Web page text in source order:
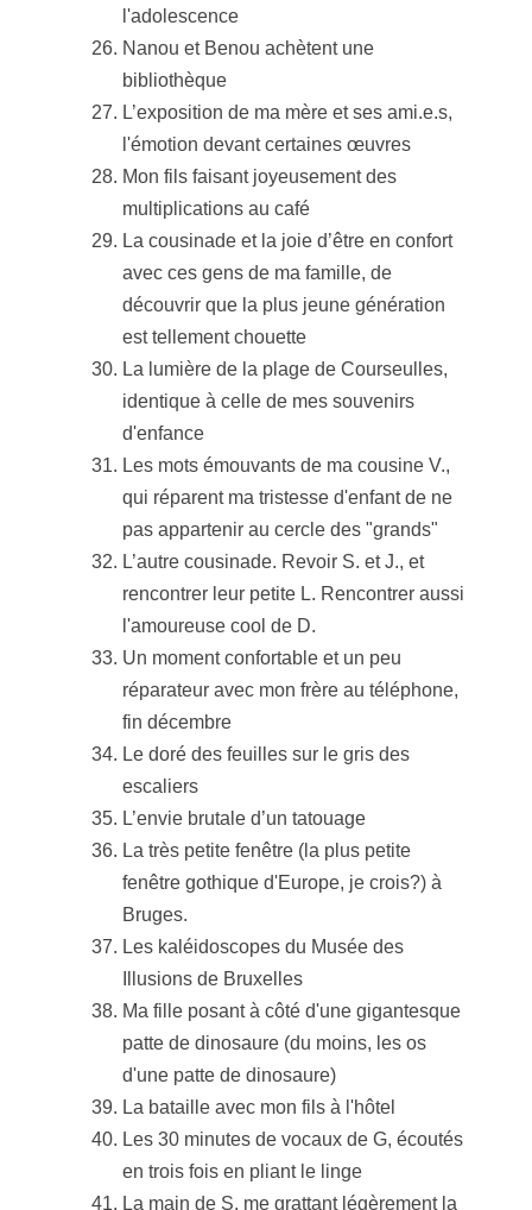
l'adolescence
Nanou et Benou achètent une
bibliothèque
L’exposition de ma mère et ses ami.e.s,
l'émotion devant certaines œuvres
Mon fils faisant joyeusement des
multiplications au café
La cousinade et la joie d’être en confort
avec ces gens de ma famille, de
découvrir que la plus jeune génération
est tellement chouette
La lumière de la plage de Courseulles,
identique à celle de mes souvenirs
d'enfance
Les mots émouvants de ma cousine V.,
qui réparent ma tristesse d'enfant de ne
pas appartenir au cercle des "grands"
L’autre cousinade. Revoir S. et J., et
rencontrer leur petite L. Rencontrer aussi
l'amoureuse cool de D.
Un moment confortable et un peu
réparateur avec mon frère au téléphone,
fin décembre
Le doré des feuilles sur le gris des
escaliers
L’envie brutale d’un tatouage
La très petite fenêtre (la plus petite
fenêtre gothique d'Europe, je crois?) à
Bruges.
Les kaléidoscopes du Musée des
Illusions de Bruxelles
Ma fille posant à côté d'une gigantesque
patte de dinosaure (du moins, les os
d'une patte de dinosaure)
La bataille avec mon fils à l'hôtel
Les 30 minutes de vocaux de G, écoutés
en trois fois en pliant le linge
La main de S. me grattant légèrement la